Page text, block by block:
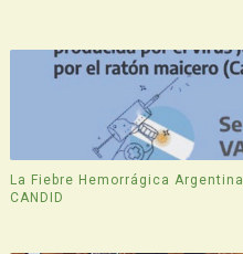
La Fiebre Hemorrágica
CANDID